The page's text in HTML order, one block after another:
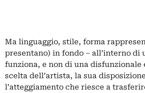
Ma linguaggio, stile, forma
presentano) in fondo – all’interno di
funziona, e non di una disfunzionale
scelta dell’artista, la sua
l’atteggiamento che riesce a